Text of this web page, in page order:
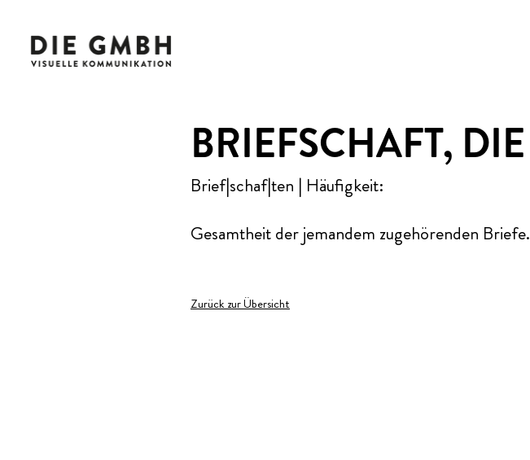
BRIEFSCHAFT, DIE
Brief|schaf|ten | Häufigkeit:
Gesamtheit der jemandem zugehörenden Briefe.
Zurück zur Übersicht